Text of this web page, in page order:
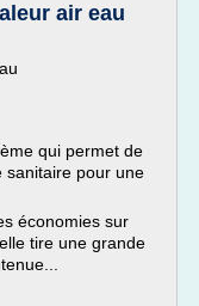
air eau
qui permet de
sanitaire pour une
économies sur
tire une grande